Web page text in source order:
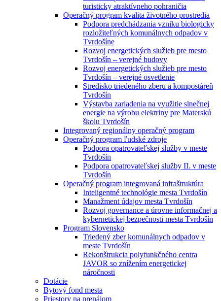
turisticky atraktívneho pohraničia
Operačný program kvalita životného prostredia
Podpora predchádzania vzniku biologicky
rozložiteľných komunálnych odpadov v
Tvrdošíne
Rozvoj energetických služieb pre mesto
Tvrdošín – verejné budovy
Rozvoj energetických služieb pre mesto
Tvrdošín – verejné osvetlenie
Stredisko triedeného zberu a kompostáreň
Tvrdošín
Výstavba zariadenia na využitie slnečnej
energie na výrobu elektriny pre Materskú
školu Tvrdošín
Integrovaný regionálny operačný program
Operačný program ľudské zdroje
Podpora opatrovateľskej služby v meste
Tvrdošín
Podpora opatrovateľskej služby II. v meste
Tvrdošín
Operačný program integrovaná infraštruktúra
Inteligentné technológie mesta Tvrdošín
Manažment údajov mesta Tvrdošín
Rozvoj governance a úrovne informačnej a
kybernetickej bezpečnosti mesta Tvrdošín
Program Slovensko
Triedený zber komunálnych odpadov v
meste Tvrdošín
Rekonštrukcia polyfunkčného centra
JAVOR so znížením energetickej
náročnosti
Dotácie
Bytový fond mesta
Priestory na prenájom